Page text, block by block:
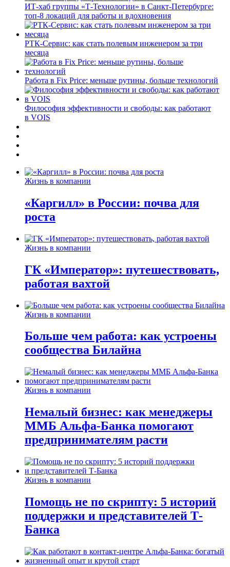
ИТ-хаб группы «Т-Технологии» в Санкт-Петербурге:
топ-8 локаций для работы и вдохновения
РТК-Сервис: как стать полевым инженером за три
месяца
Работа в Fix Price: меньше рутины, больше технологий
Философия эффективности и свободы: как работают
в VOIS
Жизнь в компании
«Каргилл» в России: почва для
роста
Жизнь в компании
ГК «Император»: путешествовать,
работая вахтой
Жизнь в компании
Больше чем работа: как устроены
сообщества Билайна
Жизнь в компании
Немалый бизнес: как менеджеры
ММБ Альфа-Банка помогают
предпринимателям расти
Жизнь в компании
Помощь не по скрипту: 5 историй
поддержки и представителей Т-
Банка